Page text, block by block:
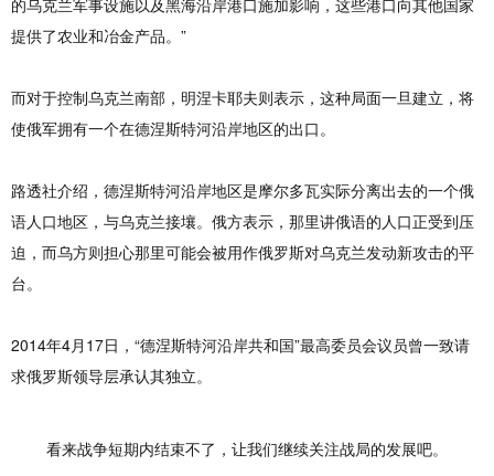
的乌克兰军事设施以及黑海沿岸港口施加影响，这些港口向其他国家
提供了农业和冶金产品。”
而对于控制乌克兰南部，明涅卡耶夫则表示，这种局面一旦建立，将
使俄军拥有一个在德涅斯特河沿岸地区的出口。
路透社介绍，德涅斯特河沿岸地区是摩尔多瓦实际分离出去的一个俄
语人口地区，与乌克兰接壤。俄方表示，那里讲俄语的人口正受到压
迫，而乌方则担心那里可能会被用作俄罗斯对乌克兰发动新攻击的平
台。
2014年4月17日，“德涅斯特河沿岸共和国”最高委员会议员曾一致请
求俄罗斯领导层承认其独立。
看来战争短期内结束不了，让我们继续关注战局的发展吧。